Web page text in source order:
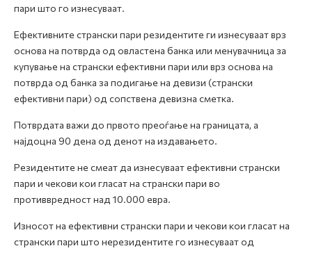
пари што го изнесуваат.
Ефективните странски пари резидентите ги изнесуваат врз
основа на потврда од овластена банка или менувачница за
купување на странски ефективни пари или врз основа на
потврда од банка за подигање на девизи (странски
ефективни пари) од сопствена девизна сметка.
Потврдата важи до првото преоѓање на границата, а
најдоцна 90 дена од денот на издавањето.
Резидентите не смеат да изнесуваат ефективни странски
пари и чекови кои гласат на странски пари во
противвредност над 10.000 евра.
Износот на ефективни странски пари и чекови кои гласат на
странски пари што нерезидентите го изнесуваат од